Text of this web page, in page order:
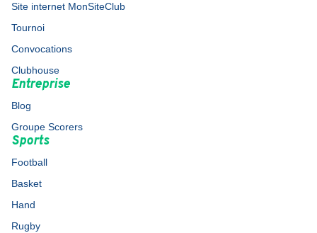
Site internet MonSiteClub
Tournoi
Convocations
Clubhouse
Entreprise
Blog
Groupe Scorers
Sports
Football
Basket
Hand
Rugby